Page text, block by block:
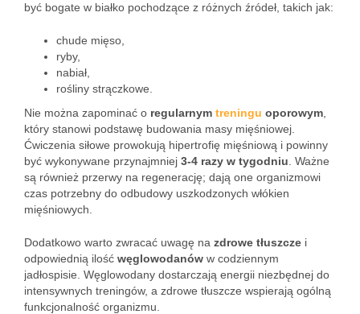
być bogate w białko pochodzące z różnych źródeł, takich jak:
chude mięso,
ryby,
nabiał,
rośliny strączkowe.
Nie można zapominać o regularnym treningu oporowym
który stanowi podstawę budowania masy mięśniowej.
Ćwiczenia siłowe prowokują hipertrofię mięśniową i powinny
być wykonywane przynajmniej 3-4 razy w tygodniu . Ważne
są również przerwy na regenerację; dają one organizmowi
czas potrzebny do odbudowy uszkodzonych włókien
mięśniowych.
Dodatkowo warto zwracać uwagę na zdrowe tłuszcze i
odpowiednią ilość węglowodanów w codziennym
jadłospisie. Węglowodany dostarczają energii niezbędnej do
intensywnych treningów, a zdrowe tłuszcze wspierają ogólną
funkcjonalność organizmu.